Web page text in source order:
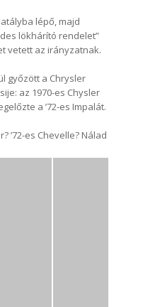
lépő, majd
lökhárító rendelet”
vetett az irányzatnak.
győzött a Chrysler
az 1970-es Chysler
a ’72-es Impalát.
’72-es Chevelle? Nálad